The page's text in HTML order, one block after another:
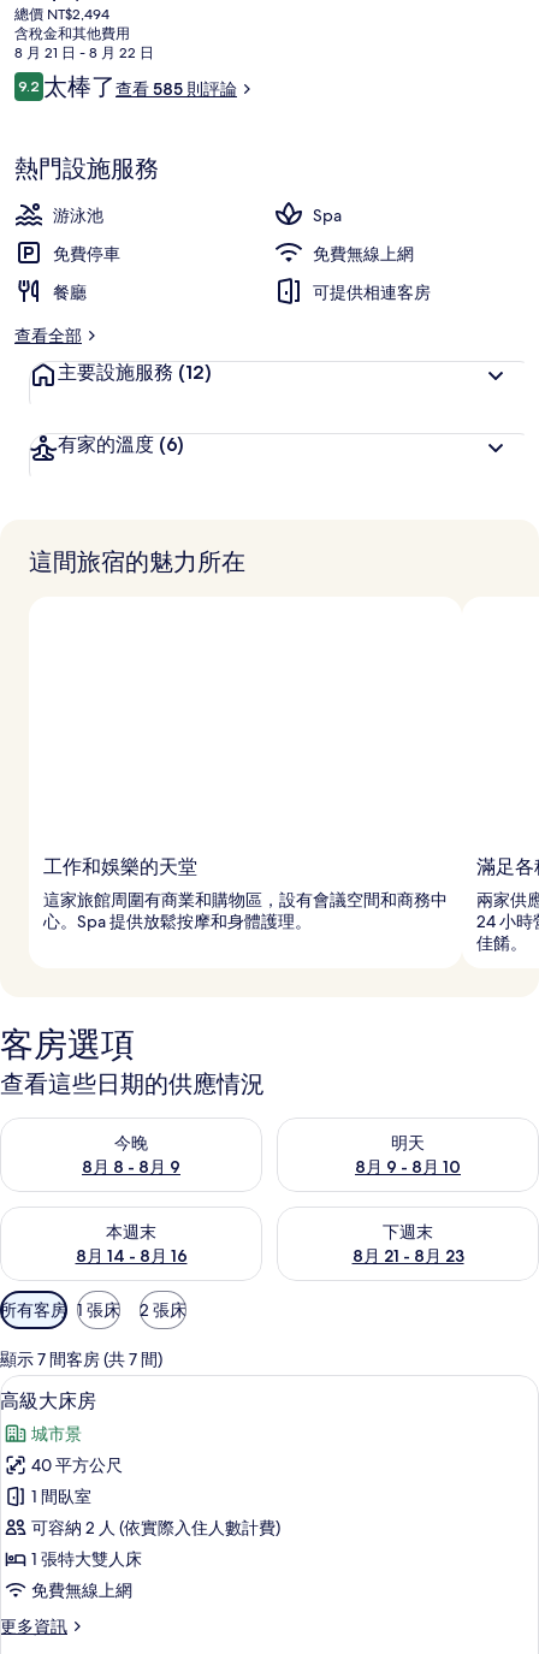
前
的
價
格
是
總價 NT$2,494
含稅金和其他費用
8 月 21 日 - 8 月 22 日
評
論
9.29.2 分，滿分 10 分，
太棒了查看 585 則評論
熱門設施服務
游泳池
Spa
免費停車
免費無線上網
餐廳
可提供相連客房
查看全部
主要設施服務 (12)
有家的溫度 (6)
這間旅宿的魅力所在
工作和娛樂的天堂
這家旅館周圍有商業和購物區，設有會議空間和商務中
心。Spa 提供放鬆按摩和身體護理。
滿足各
兩家供
24 小時
佳餚。
客房選項
查看這些日期的供應情況
今晚
8月 8 - 8月 9
查看今晚 (8月 8 - 8月 9) 的供應情況
明天
8月 9 - 8月 10
查看明天 (8月 9 - 8月 10) 的供
本週末
8月 14 - 8月 16
查看本週末 (8月 14 - 8月 16) 的供應情況
下週末
8月 21 - 8月 23
查看下週末 (8月 21 - 8月 23)
可
用
的
客
房
篩
選
條
件
所有客房 1 張床 2 張床
顯示 7 間客房 (共 7 間)
顯
示
高
級
大
床
房
的
所
1 間臥室、高級寢具、羽絨被、客房內
9
高級大床房
城市景
40 平方公尺
1 間臥室
可容納 2 人 (依實際入住人數計費)
1 張特大雙人床
免費無線上網
更多資訊
更